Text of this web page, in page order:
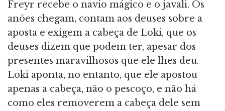
Freyr recebe o navio mágico e o javali. Os
anões chegam, contam aos deuses sobre a
aposta e exigem a cabeça de Loki, que os
deuses dizem que podem ter, apesar dos
presentes maravilhosos que ele lhes deu.
Loki aponta, no entanto, que ele apostou
apenas a cabeça, não o pescoço, e não há
como eles removerem a cabeça dele sem